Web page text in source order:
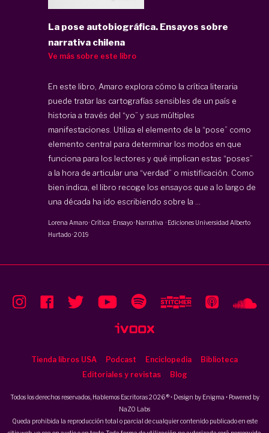
La pose autobiográfica. Ensayos sobre
narrativa chilena
Ve más sobre este libro
En este libro, Amaro explora cómo la crítica literaria
puede tratar las cartografías sensibles de un país e
historia a través del “yo” y sus múltiples
manifestaciones. Utiliza el elemento de la “pose” como
elemento central para determinar los modos en que
funciona para los lectores y qué implican estas “poses”
a la hora de articular una “verdad” o mistificación. Como
bien indica, el libro recoge los ensayos que a lo largo de
una década ha ido escribiendo sobre la ...
Lorena Amaro· Crítica · Ensayo · Narrativa · Ediciones Universidad Alberto
Hurtado·2019
Tienda libros USA Podcast Enciclopedia
Biblioteca
Editoriales y revistas
Blog
Todos los derechos reservados, Hablemos Escritoras 2026 ® • Design by Enigma • Powered by
NaZO Labs
Queda prohibida la reproducción total o parcial de cualquier contenido publicado en este